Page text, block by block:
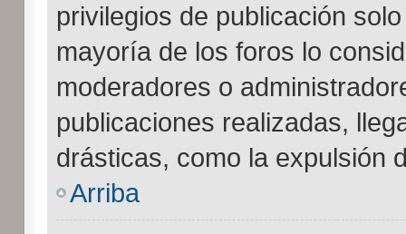
privilegios de publicación
mayoría de los foros lo
moderadores o
publicaciones realizadas,
drásticas, como la expulsión
Arriba